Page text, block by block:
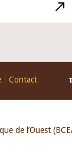
Contact
de l’Ouest